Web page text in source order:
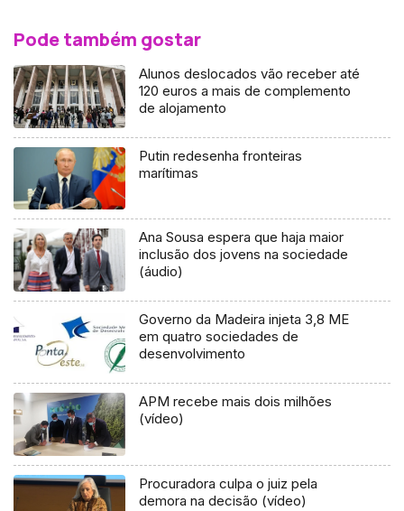
Pode também gostar
Alunos deslocados vão receber até
120 euros a mais de complemento
de alojamento
Putin redesenha fronteiras
marítimas
Ana Sousa espera que haja maior
inclusão dos jovens na sociedade
(áudio)
Governo da Madeira injeta 3,8 ME
em quatro sociedades de
desenvolvimento
APM recebe mais dois milhões
(vídeo)
Procuradora culpa o juiz pela
demora na decisão (vídeo)